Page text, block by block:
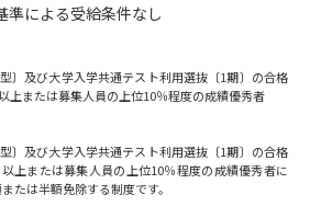
大学入学共通テスト「受験案
上の
高等学校卒業程度認定試験
小学校教員資格認定試験
準による受給条件なし
〕及び大学入学共通テスト利用選抜〔1期〕の合格
上または募集人員の上位10％程度の成績優秀者
〕及び大学入学共通テスト利用選抜〔1期〕の合格
上または募集人員の上位10％程度の成績優秀者に
たは半額免除する制度です。